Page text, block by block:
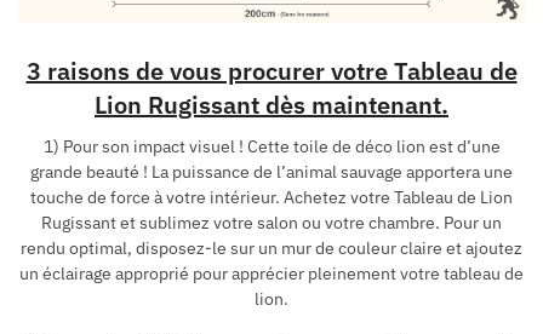
3 raisons de vous procurer votre Tableau de
Lion Rugissant dès maintenant.
1) Pour son impact visuel ! Cette toile de déco lion est d’une
grande beauté ! La puissance de l’animal sauvage apportera une
touche de force à votre intérieur. Achetez votre Tableau de Lion
Rugissant et sublimez votre salon ou votre chambre. Pour un
rendu optimal, disposez-le sur un mur de couleur claire et ajoutez
un éclairage approprié pour apprécier pleinement votre tableau de
lion.